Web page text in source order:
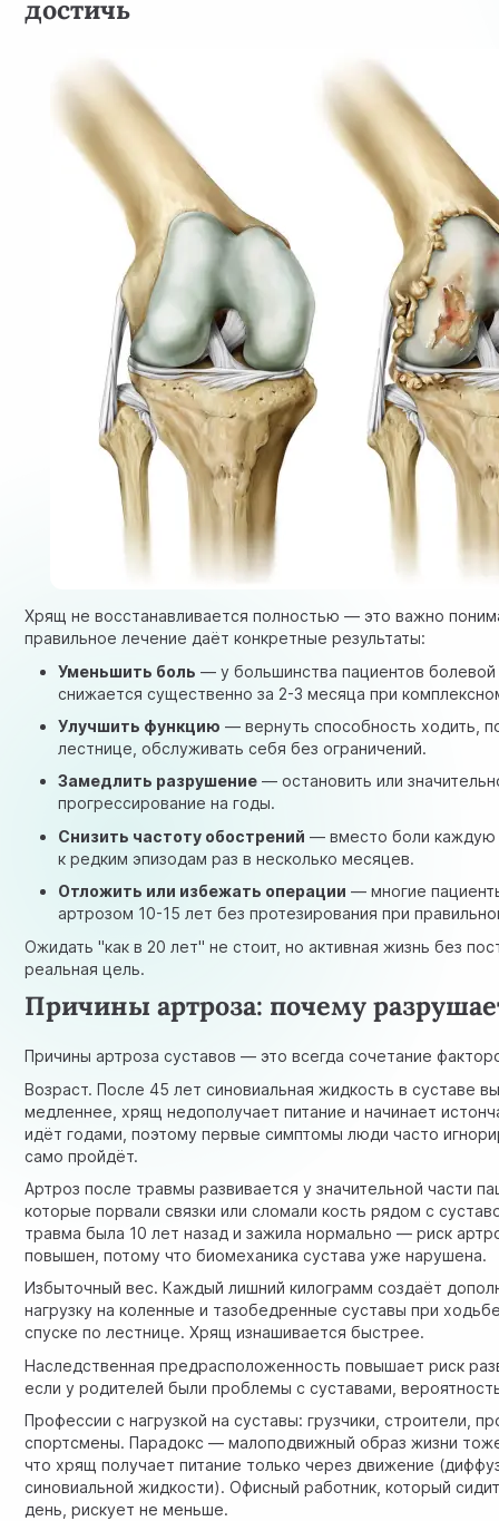
достичь
Хрящ не восстанавливается полностью — это важно
правильное лечение даёт конкретные результаты:
Уменьшить боль — у большинства пациентов
снижается существенно за 2-3 месяца при
Улучшить функцию — вернуть способность ходить,
лестнице, обслуживать себя без ограничений.
Замедлить разрушение — остановить или
прогрессирование на годы.
Снизить частоту обострений — вместо боли каждую
к редким эпизодам раз в несколько месяцев.
Отложить или избежать операции — многие
артрозом 10-15 лет без протезирования при
Ожидать "как в 20 лет" не стоит, но активная жизнь без
реальная цель.
Причины артроза: почему
Причины артроза суставов — это всегда сочетание
Возраст. После 45 лет синовиальная жидкость в суставе
медленнее, хрящ недополучает питание и начинает
идёт годами, поэтому первые симптомы люди часто
само пройдёт.
Артроз после травмы развивается у значительной части
которые порвали связки или сломали кость рядом с
травма была 10 лет назад и зажила нормально — риск
повышен, потому что биомеханика сустава уже нарушена.
Избыточный вес. Каждый лишний килограмм создаёт
нагрузку на коленные и тазобедренные суставы при
спуске по лестнице. Хрящ изнашивается быстрее.
Наследственная предрасположенность повышает риск
если у родителей были проблемы с суставами,
Профессии с нагрузкой на суставы: грузчики, строители,
спортсмены. Парадокс — малоподвижный образ жизни
что хрящ получает питание только через движение
синовиальной жидкости). Офисный работник, который
день, рискует не меньше.